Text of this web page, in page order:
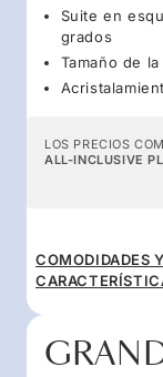
Suite en
grados
Tamaño de
LOS PRECIOS
ALL-INCLUSIVE
COMODIDADES Y